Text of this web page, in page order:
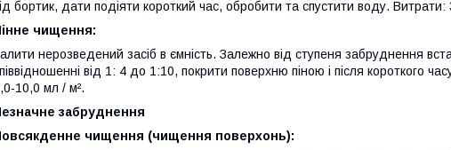
бортик, дати подіяти короткий час, обробити та спустити воду.
чищення:
нерозведений засіб в ємність. Залежно від ступеня забруднення
від 1: 4 до 1:10, покрити поверхню піною і після короткого
10,0 мл / м².
забруднення
чищення (чищення поверхонь):